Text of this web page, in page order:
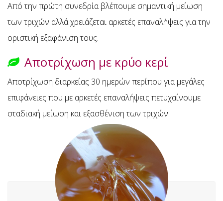
Από την πρώτη συνεδρία βλέπουμε σημαντική μείωση
των τριχών αλλά χρειάζεται αρκετές επαναλήψεις για την
οριστική εξαφάνιση τους.
Αποτρίχωση με κρύο κερί
Αποτρίχωση διαρκείας 30 ημερών περίπου για μεγάλες
επιφάνειες που με αρκετές επαναλήψεις πετυχαίνουμε
σταδιακή μείωση και εξασθένιση των τριχών.